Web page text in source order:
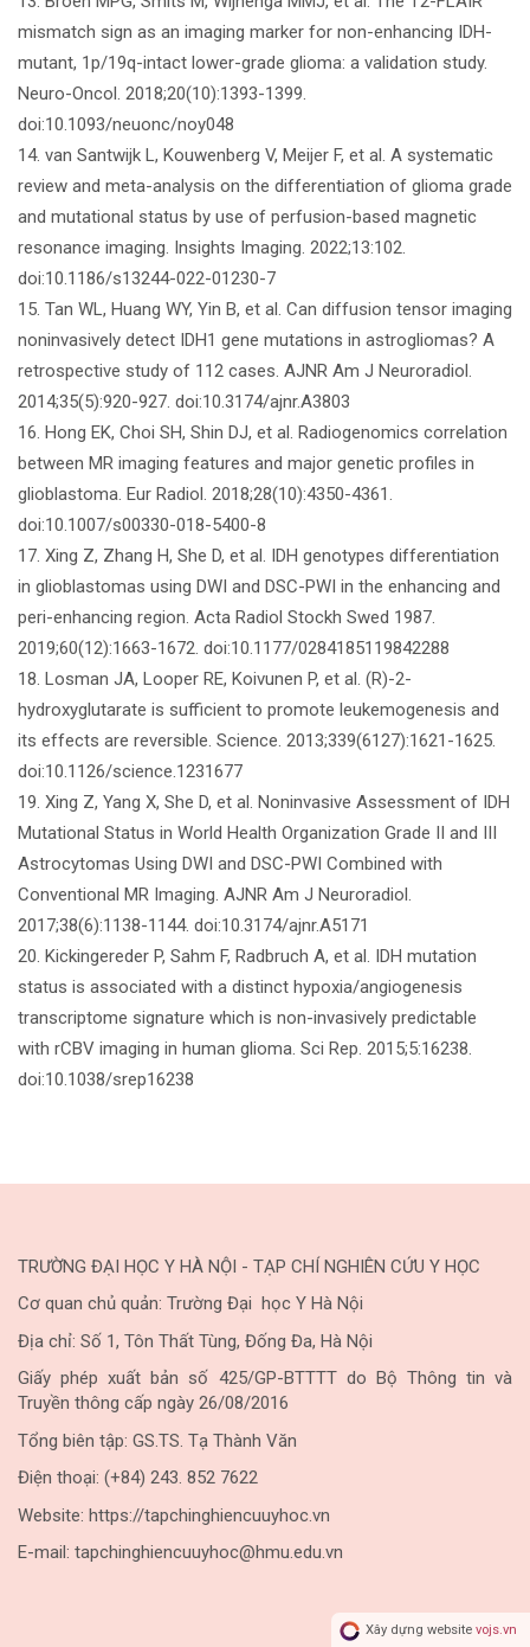
mismatch sign as an imaging marker for non-enhancing IDH-
mutant, 1p/19q-intact lower-grade glioma: a validation study.
Neuro-Oncol. 2018;20(10):1393-1399.
doi:10.1093/neuonc/noy048
14. van Santwijk L, Kouwenberg V, Meijer F, et al. A systematic
review and meta-analysis on the differentiation of glioma grade
and mutational status by use of perfusion-based magnetic
resonance imaging. Insights Imaging. 2022;13:102.
doi:10.1186/s13244-022-01230-7
15. Tan WL, Huang WY, Yin B, et al. Can diffusion tensor imaging
noninvasively detect IDH1 gene mutations in astrogliomas? A
retrospective study of 112 cases. AJNR Am J Neuroradiol.
2014;35(5):920-927. doi:10.3174/ajnr.A3803
16. Hong EK, Choi SH, Shin DJ, et al. Radiogenomics correlation
between MR imaging features and major genetic profiles in
glioblastoma. Eur Radiol. 2018;28(10):4350-4361.
doi:10.1007/s00330-018-5400-8
17. Xing Z, Zhang H, She D, et al. IDH genotypes differentiation
in glioblastomas using DWI and DSC-PWI in the enhancing and
peri-enhancing region. Acta Radiol Stockh Swed 1987.
2019;60(12):1663-1672. doi:10.1177/0284185119842288
18. Losman JA, Looper RE, Koivunen P, et al. (R)-2-
hydroxyglutarate is sufficient to promote leukemogenesis and
its effects are reversible. Science. 2013;339(6127):1621-1625.
doi:10.1126/science.1231677
19. Xing Z, Yang X, She D, et al. Noninvasive Assessment of IDH
Mutational Status in World Health Organization Grade II and III
Astrocytomas Using DWI and DSC-PWI Combined with
Conventional MR Imaging. AJNR Am J Neuroradiol.
2017;38(6):1138-1144. doi:10.3174/ajnr.A5171
20. Kickingereder P, Sahm F, Radbruch A, et al. IDH mutation
status is associated with a distinct hypoxia/angiogenesis
transcriptome signature which is non-invasively predictable
with rCBV imaging in human glioma. Sci Rep. 2015;5:16238.
doi:10.1038/srep16238
TRƯỜNG ĐẠI HỌC Y HÀ NỘI - TẠP CHÍ NGHIÊN CỨU Y HỌC
Cơ quan chủ quản: Trường Đại học Y Hà Nội
Địa chỉ: Số 1, Tôn Thất Tùng, Đống Đa, Hà Nội
Giấy phép xuất bản số 425/GP-BTTTT do Bộ Thông tin và
Truyền thông cấp ngày 26/08/2016
Tổng biên tập: GS.TS. Tạ Thành Văn
Điện thoại: (+84) 243. 852 7622
Website: https://tapchinghiencuuyhoc.vn
E-mail: tapchinghiencuuyhoc@hmu.edu.vn